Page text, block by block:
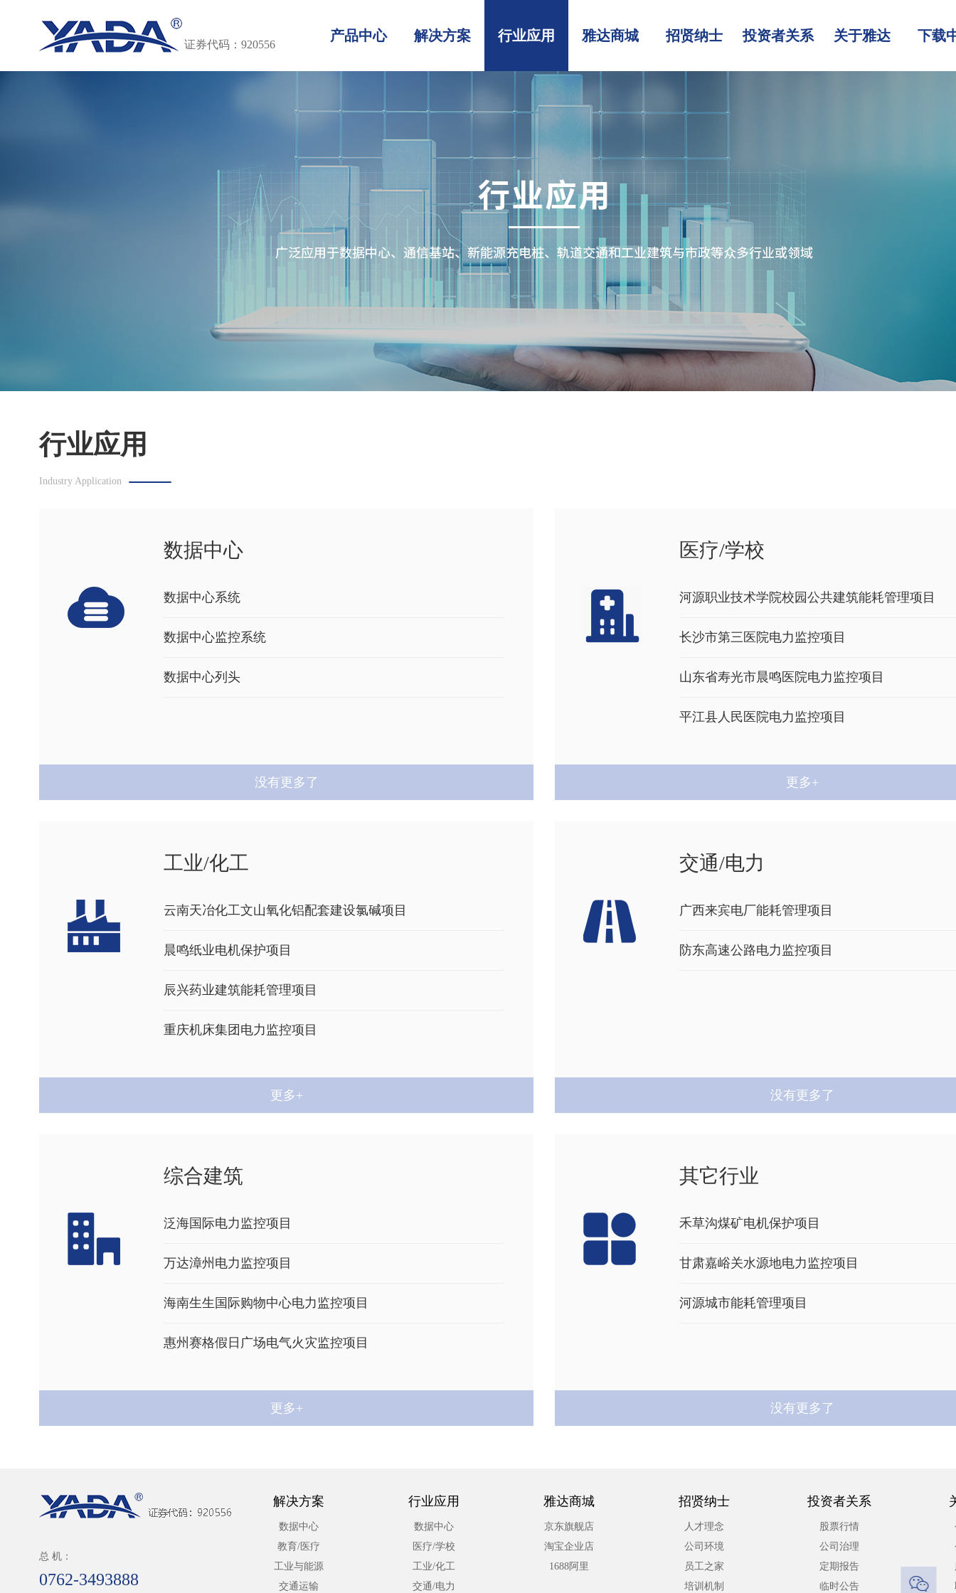

证券代码：920556
产品中心 解决方案 行业应用 雅达商城 招贤纳士 投资者关系 关于雅达 下载
行业应用
Industry Application
数据中心
数据中心系统
数据中心监控系统
数据中心列头
没有更多了
医疗/学校
河源职业技术学院校园公共建筑能耗管理项目
长沙市第三医院电力监控项目
山东省寿光市晨鸣医院电力监控项目
平江县人民医院电力监控项目
西安培华学院智能用电管理项目
长沙市第三医院电力监控项目
更多+
工业/化工
云南天冶化工文山氧化铝配套建设氯碱项目
晨鸣纸业电机保护项目
辰兴药业建筑能耗管理项目
重庆机床集团电力监控项目
柳州钢铁电力监控项目
更多+
交通/电力
广西来宾电厂能耗管理项目
防东高速公路电力监控项目
没有更多了
综合建筑
泛海国际电力监控项目
万达漳州电力监控项目
海南生生国际购物中心电力监控项目
惠州赛格假日广场电气火灾监控项目
西安乐华欢乐世界项目电力监控项目
更多+
其它行业
禾草沟煤矿电机保护项目
甘肃嘉峪关水源地电力监控项目
河源城市能耗管理项目
没有更多了
总 机：
0762-3493888
解决方案
数据中心
教育/医疗
工业与能源
交通运输
行业应用
数据中心
医疗/学校
工业/化工
交通/电力
雅达商城
京东旗舰店
淘宝企业店
1688阿里
招贤纳士
人才理念
公司环境
员工之家
培训机制
投资者关系
股票行情
公司治理
定期报告
临时公告